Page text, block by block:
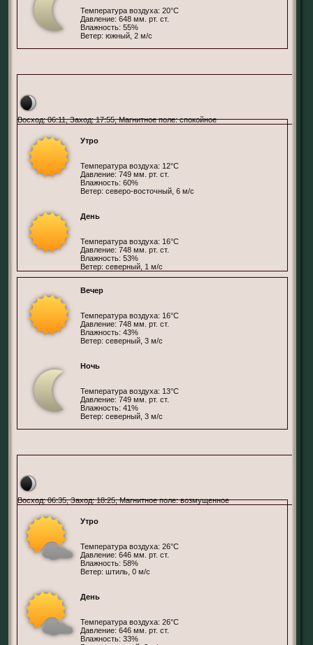
Температура воздуха: 20°С
Давление: 648 мм. рт. ст.
Влажность: 55%
Ветер: южный, 2 м/с
Восход: 06:11, Заход: 17:55, Магнитное поле: спокойное
Утро
Температура воздуха: 12°С
Давление: 749 мм. рт. ст.
Влажность: 60%
Ветер: северо-восточный, 6 м/с
День
Температура воздуха: 16°С
Давление: 748 мм. рт. ст.
Влажность: 53%
Ветер: северный, 1 м/с
Вечер
Температура воздуха: 16°С
Давление: 748 мм. рт. ст.
Влажность: 43%
Ветер: северный, 3 м/с
Ночь
Температура воздуха: 13°С
Давление: 749 мм. рт. ст.
Влажность: 41%
Ветер: северный, 3 м/с
Восход: 06:35, Заход: 18:25, Магнитное поле: возмущенное
Утро
Температура воздуха: 26°С
Давление: 646 мм. рт. ст.
Влажность: 58%
Ветер: штиль, 0 м/с
День
Температура воздуха: 26°С
Давление: 646 мм. рт. ст.
Влажность: 33%